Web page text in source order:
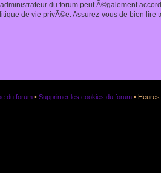
du forum peut Ã©galement
de vie privÃ©e. Assurez-vous de bien lire
du forum • Supprimer les cookies du forum •